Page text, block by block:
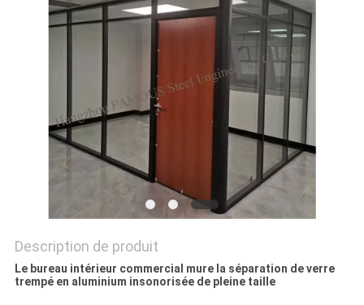
POLICY
Description de produit
Le bureau intérieur commercial mure la séparation de verre
trempé en aluminium insonorisée de pleine taille